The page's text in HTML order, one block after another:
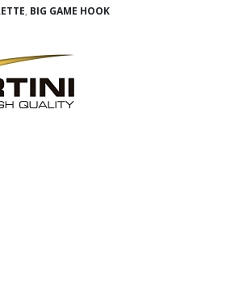
, BIG GAME HOOK